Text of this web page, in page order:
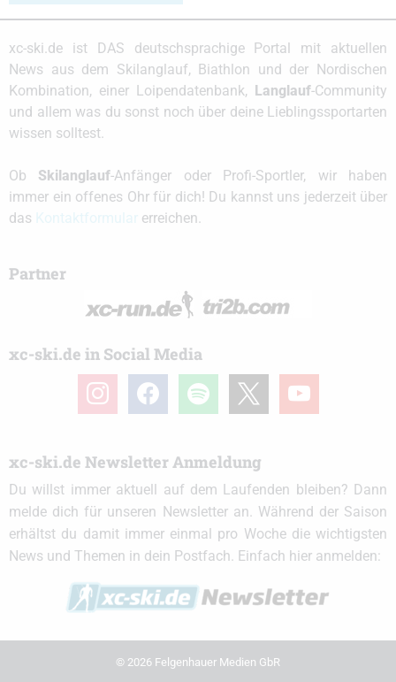
xc-ski.de ist DAS deutschsprachige Portal mit aktuellen
News aus dem Skilanglauf, Biathlon und der Nordischen
Kombination, einer Loipendatenbank,
Langlauf-Community
und allem was du sonst noch über deine Lieblingssportarten
wissen solltest.
Ob Skilanglauf-Anfänger oder Profi-Sportler, wir haben
immer ein offenes Ohr für dich! Du kannst uns jederzeit über
das
erreichen.
Partner
xc-ski.de in Social Media
instagramfacebook spotify youtube
xc-ski.de Newsletter Anmeldung
Du willst immer aktuell auf dem Laufenden bleiben? Dann
melde dich für unseren Newsletter an. Während der Saison
erhältst du damit immer einmal pro Woche die wichtigsten
News und Themen in dein Postfach. Einfach hier anmelden:
© 2026 Felgenhauer Medien GbR